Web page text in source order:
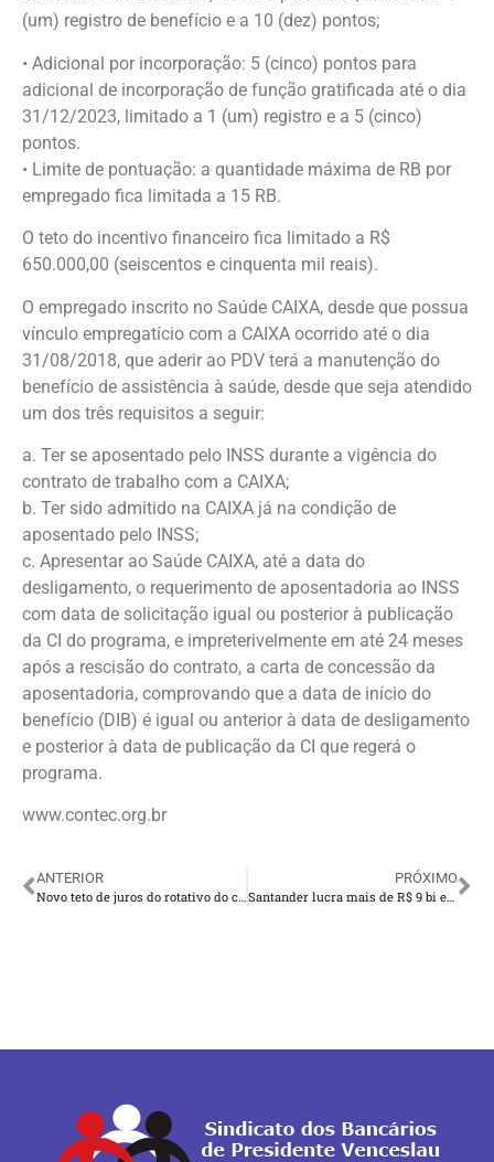
(um) registro de benefício e a 10 (dez) pontos;
• Adicional por incorporação: 5 (cinco) pontos para
adicional de incorporação de função gratificada até o dia
31/12/2023, limitado a 1 (um) registro e a 5 (cinco)
pontos.
• Limite de pontuação: a quantidade máxima de RB por
empregado fica limitada a 15 RB.
O teto do incentivo financeiro fica limitado a R$
650.000,00 (seiscentos e cinquenta mil reais).
O empregado inscrito no Saúde CAIXA, desde que possua
vínculo empregatício com a CAIXA ocorrido até o dia
31/08/2018, que aderir ao PDV terá a manutenção do
benefício de assistência à saúde, desde que seja atendido
um dos três requisitos a seguir:
a. Ter se aposentado pelo INSS durante a vigência do
contrato de trabalho com a CAIXA;
b. Ter sido admitido na CAIXA já na condição de
aposentado pelo INSS;
c. Apresentar ao Saúde CAIXA, até a data do
desligamento, o requerimento de aposentadoria ao INSS
com data de solicitação igual ou posterior à publicação
da CI do programa, e impreterivelmente em até 24 meses
após a rescisão do contrato, a carta de concessão da
aposentadoria, comprovando que a data de início do
benefício (DIB) é igual ou anterior à data de desligamento
e posterior à data de publicação da CI que regerá o
programa.
www.contec.org.br
ANTERIOR
PRÓXIMO